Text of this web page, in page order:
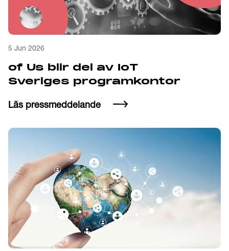
5 Jun 2026
of Us blir del av IoT
Sveriges programkontor
Läs pressmeddelande